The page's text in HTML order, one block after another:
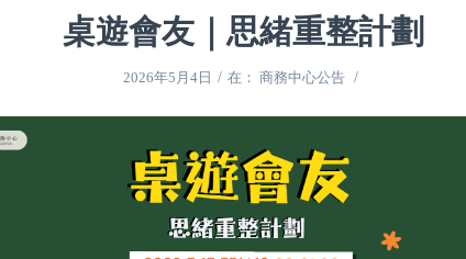
桌遊會友｜思緒重整計劃
2026年5月4日 / 在： 商務中心公告 /